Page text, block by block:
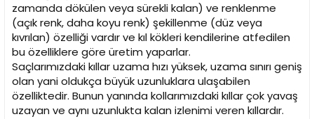
zamanda dökülen veya sürekli kalan) ve renklenme
(açık renk, daha koyu renk) şekillenme (düz veya
kıvrılan) özelliği vardır ve kıl kökleri kendilerine atfedilen
bu özelliklere göre üretim yaparlar.
Saçlarımızdaki kıllar uzama hızı yüksek, uzama sınırı geniş
olan yani oldukça büyük uzunluklara ulaşabilen
özelliktedir. Bunun yanında kollarımızdaki kıllar çok yavaş
uzayan ve aynı uzunlukta kalan izlenimi veren kıllardır.